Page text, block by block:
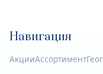
Навигация
АкцииАссортимент